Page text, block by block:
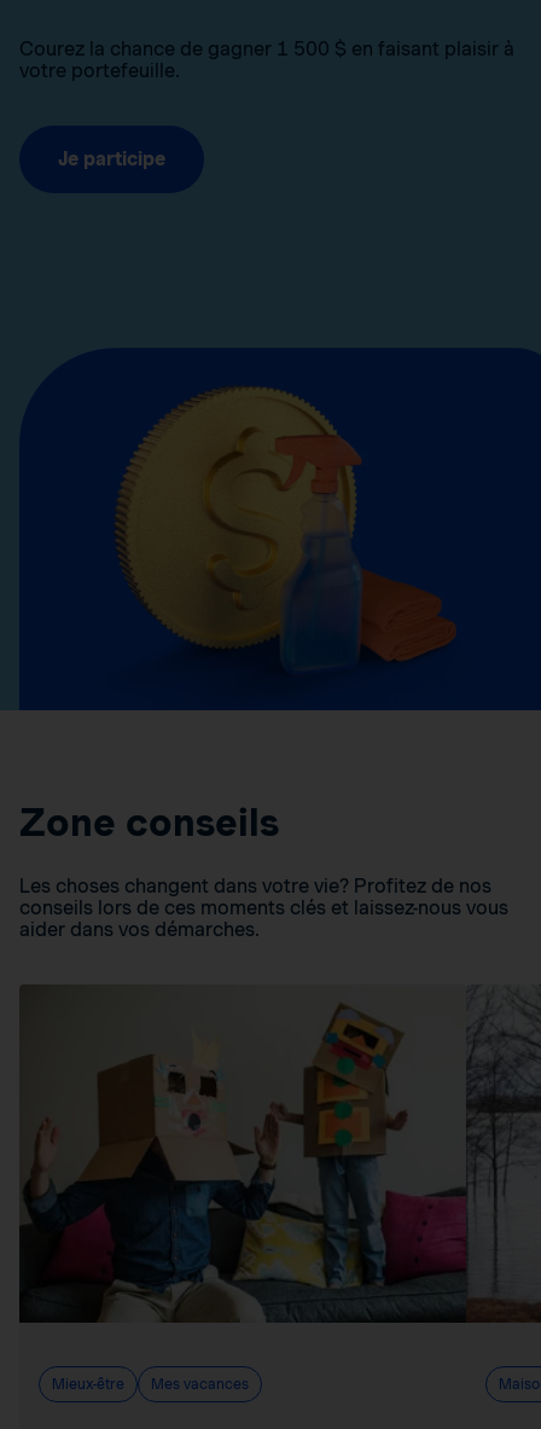
Courez la chance de gagner 1 500 $ en faisant plaisir à
votre portefeuille.
Je participe
Zone conseils
Les choses changent dans votre vie? Profitez de nos
conseils lors de ces moments clés et laissez-nous vous
aider dans vos démarches.
Mieux-être Mes vacances